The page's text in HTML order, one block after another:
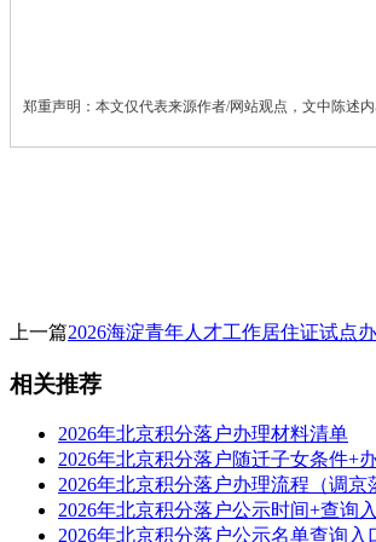
郑重声明：本文仅代表来源作者/网站观点，文中陈述
上一篇2026海淀青年人才工作居住证试点
相关推荐
2026年北京积分落户办理材料清单
2026年北京积分落户随迁子女条件+
2026年北京积分落户办理流程（调京
2026年北京积分落户公示时间+查询
2026年北京积分落户公示名单查询入